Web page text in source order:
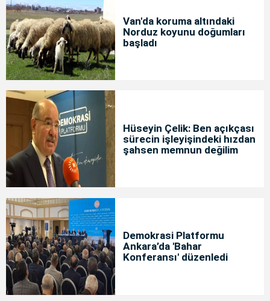
Van'da koruma altındaki
Norduz koyunu doğumları
başladı
Hüseyin Çelik: Ben açıkçası
sürecin işleyişindeki hızdan
şahsen memnun değilim
Demokrasi Platformu
Ankara’da 'Bahar
Konferansı' düzenledi